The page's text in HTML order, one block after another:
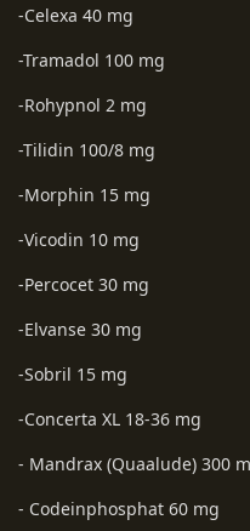
-Celexa 40 mg
-Tramadol 100 mg
-Rohypnol 2 mg
-Tilidin 100/8 mg
-Morphin 15 mg
-Vicodin 10 mg
-Percocet 30 mg
-Elvanse 30 mg
-Sobril 15 mg
-Concerta XL 18-36 mg
- Mandrax (Quaalude) 300
- Codeinphosphat 60 mg